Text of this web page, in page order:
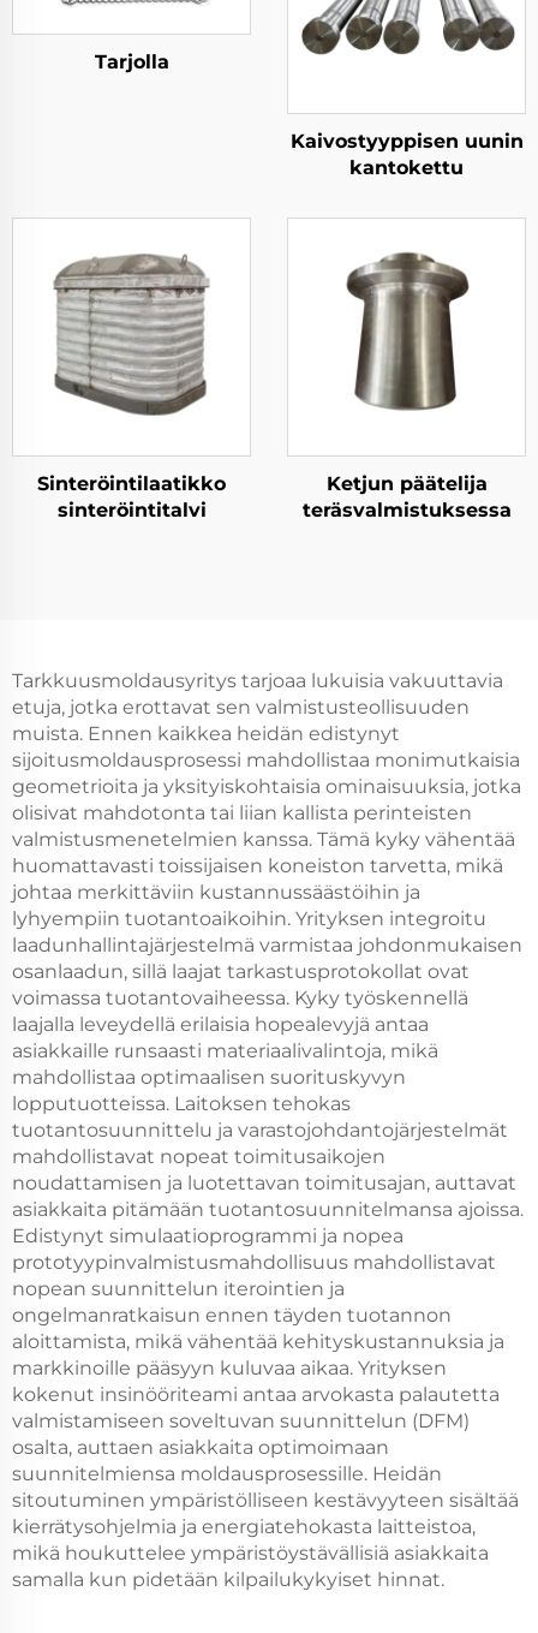
Tarjolla
Kaivostyyppisen uunin
kantokettu
Sinteröintilaatikko
sinteröintitalvi
Ketjun päätelija
teräsvalmistuksessa
Tarkkuusmoldausyritys tarjoaa lukuisia vakuuttavia
etuja, jotka erottavat sen valmistusteollisuuden
muista. Ennen kaikkea heidän edistynyt
sijoitusmoldausprosessi mahdollistaa monimutkaisia
geometrioita ja yksityiskohtaisia ominaisuuksia, jotka
olisivat mahdotonta tai liian kallista perinteisten
valmistusmenetelmien kanssa. Tämä kyky vähentää
huomattavasti toissijaisen koneiston tarvetta, mikä
johtaa merkittäviin kustannussäästöihin ja
lyhyempiin tuotantoaikoihin. Yrityksen integroitu
laadunhallintajärjestelmä varmistaa johdonmukaisen
osanlaadun, sillä laajat tarkastusprotokollat ovat
voimassa tuotantovaiheessa. Kyky työskennellä
laajalla leveydellä erilaisia hopealevyjä antaa
asiakkaille runsaasti materiaalivalintoja, mikä
mahdollistaa optimaalisen suorituskyvyn
lopputuotteissa. Laitoksen tehokas
tuotantosuunnittelu ja varastojohdantojärjestelmät
mahdollistavat nopeat toimitusaikojen
noudattamisen ja luotettavan toimitusajan, auttavat
asiakkaita pitämään tuotantosuunnitelmansa ajoissa.
Edistynyt simulaatioprogrammi ja nopea
prototyypinvalmistusmahdollisuus mahdollistavat
nopean suunnittelun iterointien ja
ongelmanratkaisun ennen täyden tuotannon
aloittamista, mikä vähentää kehityskustannuksia ja
markkinoille pääsyyn kuluvaa aikaa. Yrityksen
kokenut insinööriteami antaa arvokasta palautetta
valmistamiseen soveltuvan suunnittelun (DFM)
osalta, auttaen asiakkaita optimoimaan
suunnitelmiensa moldausprosessille. Heidän
sitoutuminen ympäristölliseen kestävyyteen sisältää
kierrätysohjelmia ja energiatehokasta laitteistoa,
mikä houkuttelee ympäristöystävällisiä asiakkaita
samalla kun pidetään kilpailukykyiset hinnat.